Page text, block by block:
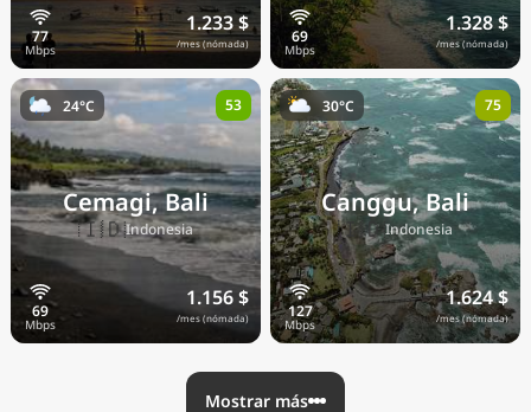
1.233 $
/mes (nómada)
1.328 $
/mes (nómada)
Cemagi, Bali
🇮🇩Indonesia
1.156 $
/mes (nómada)
24°C 53
Canggu, Bali
🇮🇩Indonesia
1.624 $
/mes (nómada)
30°C 75
Mostrar más